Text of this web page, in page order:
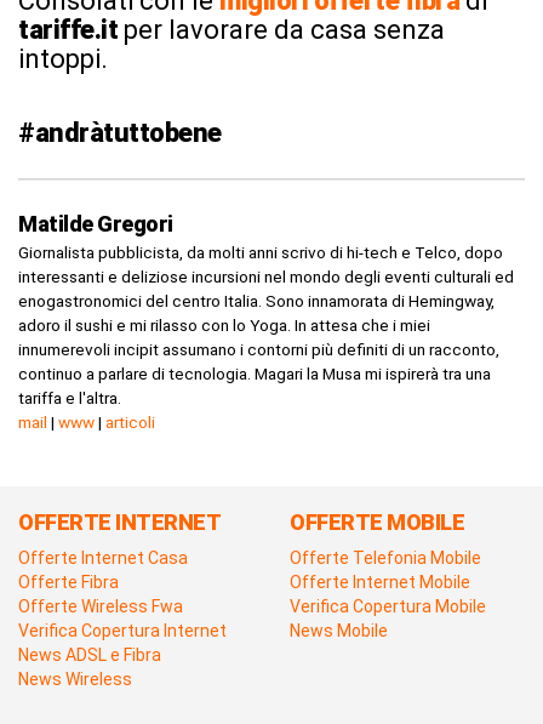
tariffe.it per lavorare da casa senza
intoppi.
#andràtuttobene
Matilde Gregori
Giornalista pubblicista, da molti anni scrivo di hi-tech e Telco, dopo
interessanti e deliziose incursioni nel mondo degli eventi culturali ed
enogastronomici del centro Italia. Sono innamorata di Hemingway,
adoro il sushi e mi rilasso con lo Yoga. In attesa che i miei
innumerevoli incipit assumano i contorni più definiti di un racconto,
continuo a parlare di tecnologia. Magari la Musa mi ispirerà tra una
tariffa e l'altra.
mail | www| articoli
OFFERTE INTERNET
Offerte Internet Casa
Offerte Fibra
Offerte Wireless Fwa
Verifica Copertura Internet
News ADSL e Fibra
News Wireless
OFFERTE MOBILE
Offerte Telefonia Mobile
Offerte Internet Mobile
Verifica Copertura Mobile
News Mobile